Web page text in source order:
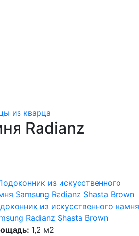
из кварца
Radianz
из искусственного камня
Radianz Shasta Brown
1,2 м2